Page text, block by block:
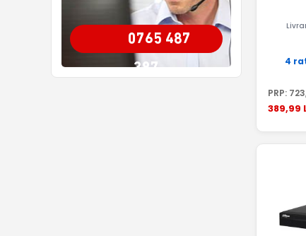
0765 487
387
4
PRP: 723
389,99